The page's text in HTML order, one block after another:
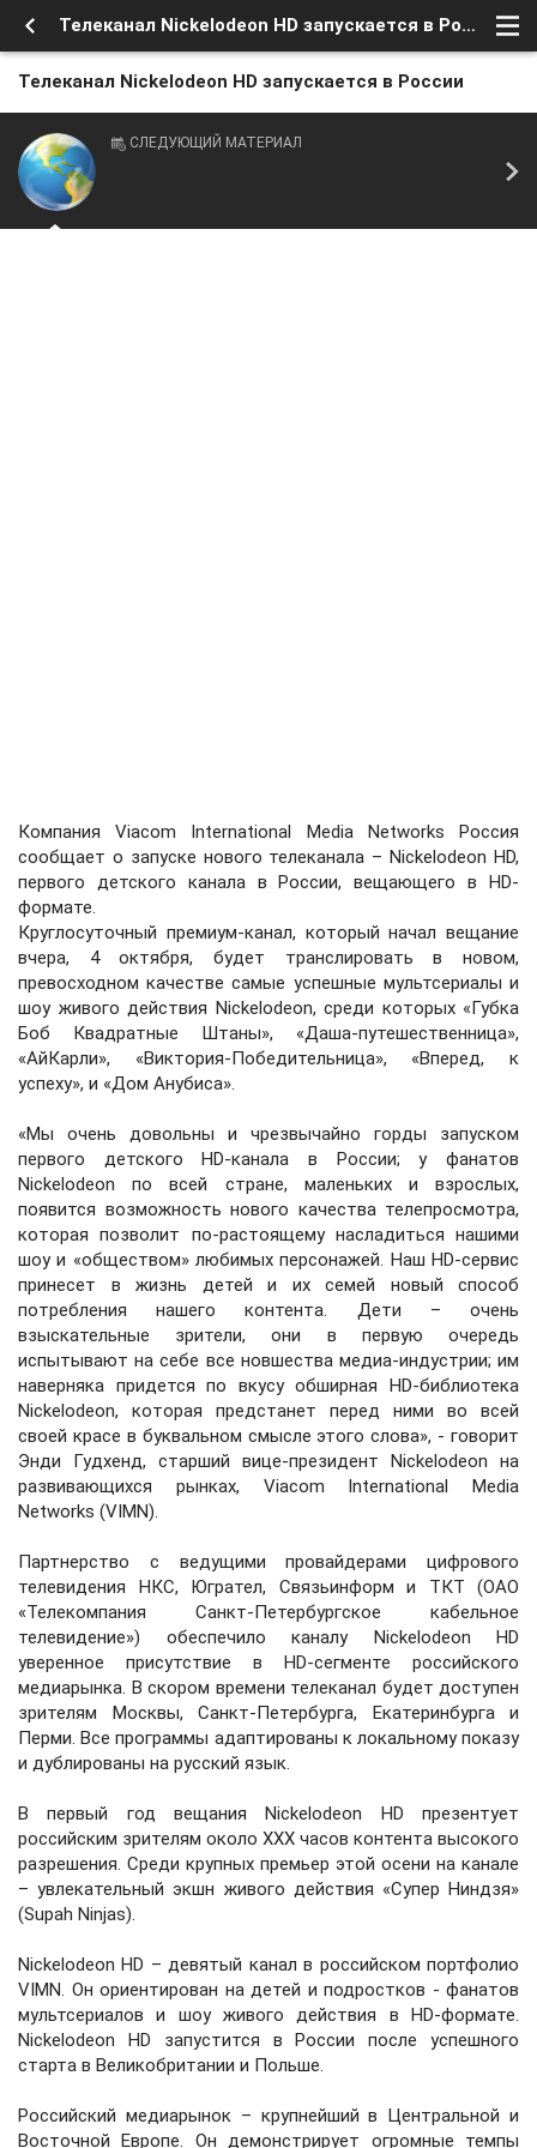
Телеканал Nickelodeon HD запускается в России
Телеканал Nickelodeon HD запускается в России
СЛЕДУЮЩИЙ МАТЕРИАЛ
Компания Viacom International Media Networks Россия
сообщает о запуске нового телеканала – Nickelodeon HD,
первого детского канала в России, вещающего в HD-
формате.
Круглосуточный премиум-канал, который начал вещание
вчера, 4 октября, будет транслировать в новом,
превосходном качестве самые успешные мультсериалы и
шоу живого действия Nickelodeon, среди которых «Губка
Боб Квадратные Штаны», «Даша-путешественница»,
«АйКарли», «Виктория-Победительница», «Вперед, к
успеху», и «Дом Анубиса».
«Мы очень довольны и чрезвычайно горды запуском
первого детского HD-канала в России; у фанатов
Nickelodeon по всей стране, маленьких и взрослых,
появится возможность нового качества телепросмотра,
которая позволит по-растоящему насладиться нашими
шоу и «обществом» любимых персонажей. Наш HD-сервис
принесет в жизнь детей и их семей новый способ
потребления нашего контента. Дети – очень
взыскательные зрители, они в первую очередь
испытывают на себе все новшества медиа-индустрии; им
наверняка придется по вкусу обширная HD-библиотека
Nickelodeon, которая предстанет перед ними во всей
своей красе в буквальном смысле этого слова», - говорит
Энди Гудхенд, старший вице-президент Nickelodeon на
развивающихся рынках, Viacom International Media
Networks (VIMN).
Партнерство с ведущими провайдерами цифрового
телевидения НКС, Югрател, Связьинформ и ТКТ (ОАО
«Телекомпания Санкт-Петербургское кабельное
телевидение») обеспечило каналу Nickelodeon HD
уверенное присутствие в HD-сегменте российского
медиарынка. В скором времени телеканал будет доступен
зрителям Москвы, Санкт-Петербурга, Екатеринбурга и
Перми. Все программы адаптированы к локальному показу
и дублированы на русский язык.
В первый год вещания Nickelodeon HD презентует
российским зрителям около ХХХ часов контента высокого
разрешения. Среди крупных премьер этой осени на канале
– увлекательный экшн живого действия «Супер Ниндзя»
(Supah Ninjas).
Nickelodeon HD – девятый канал в российском портфолио
VIMN. Он ориентирован на детей и подростков - фанатов
мультсериалов и шоу живого действия в HD-формате.
Nickelodeon HD запустится в России после успешного
старта в Великобритании и Польше.
Российский медиарынок – крупнейший в Центральной и
Восточной Европе. Он демонстрирует огромные темпы